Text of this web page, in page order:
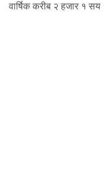
वार्षिक करीब २ हजार १